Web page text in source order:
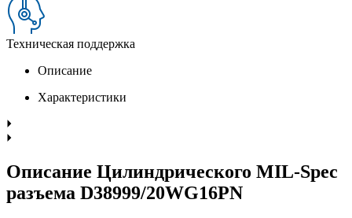
Техническая поддержка
Описание
Характеристики
Описание Цилиндрического MIL-Spec
разъема D38999/20WG16PN